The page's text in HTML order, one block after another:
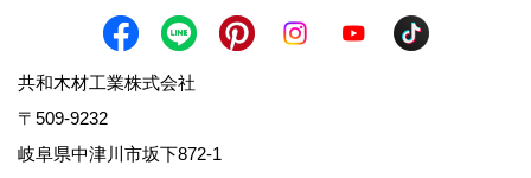
共和木材工業株式会社
〒509-9232
岐阜県中津川市坂下872‐1